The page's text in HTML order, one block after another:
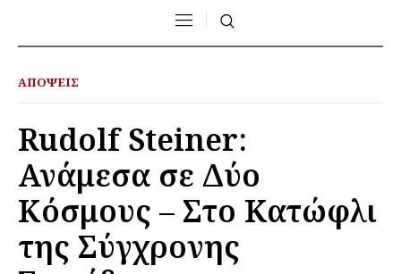
ΑΠΌΨΕΙΣ
Rudolf Steiner:
Ανάμεσα σε Δύο
Κόσμους – Στο Κατώφλι
της Σύγχρονης